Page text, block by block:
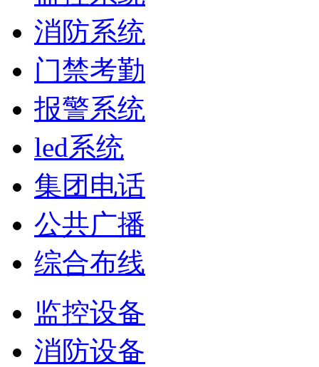
消防系统
门禁考勤
报警系统
led系统
集团电话
公共广播
综合布线
监控设备
消防设备